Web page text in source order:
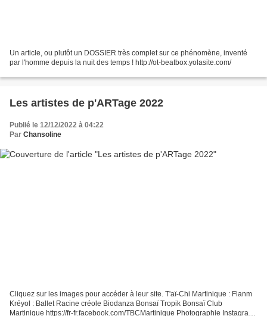
Un article, ou plutôt un DOSSIER très complet sur ce phénomène, inventé
par l'homme depuis la nuit des temps ! http://ot-beatbox.yolasite.com/
Les artistes de p'ARTage 2022
Publié le 12/12/2022 à 04:22
Par Chansoline
Cliquez sur les images pour accéder à leur site. T'aï-Chi Martinique : Flanm
Kréyol : Ballet Racine créole Biodanza Bonsaï Tropik Bonsaï Club
Martinique https://fr-fr.facebook.com/TBCMartinique Photographie Instagram